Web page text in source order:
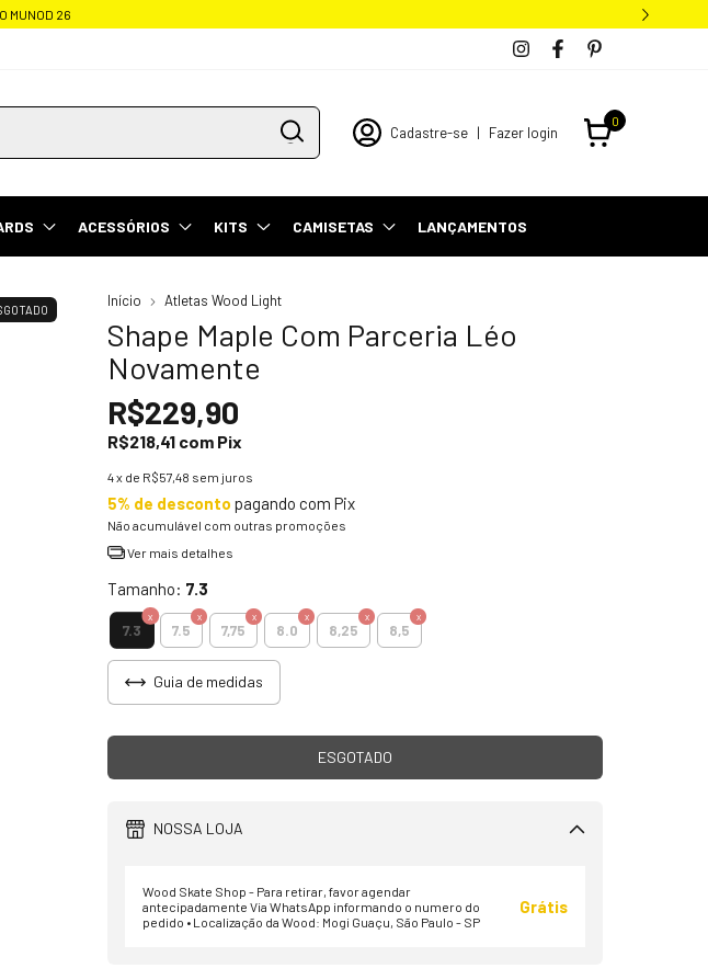
Cadastre-se | Fazer login
0
ACESSÓRIOS KITS CAMISETAS LANÇAMENTOS
Início Atletas Wood Light
Shape Maple Com Parceria Léo
Novamente
R$229,90
R$218,41 com Pix
4x de R$57,48 sem juros
5% de desconto pagando com Pix
Não acumulável com outras promoções
Ver mais detalhes
Tamanho: 7.3
7.3 7.5 7,75 8.0 8,25 8,5
Guia de medidas
NOSSA LOJA
Wood Skate Shop - Para retirar, favor agendar
antecipadamente Via WhatsApp informando o numero do
pedido • Localização da Wood: Mogi Guaçu, São Paulo - SP
Grátis